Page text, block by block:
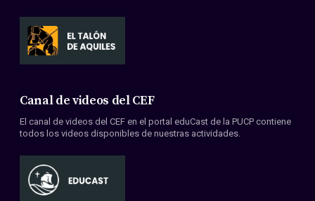
Canal de videos del CEF
El canal de videos del CEF en el portal eduCast de la PUCP contiene
todos los videos disponibles de nuestras actividades.